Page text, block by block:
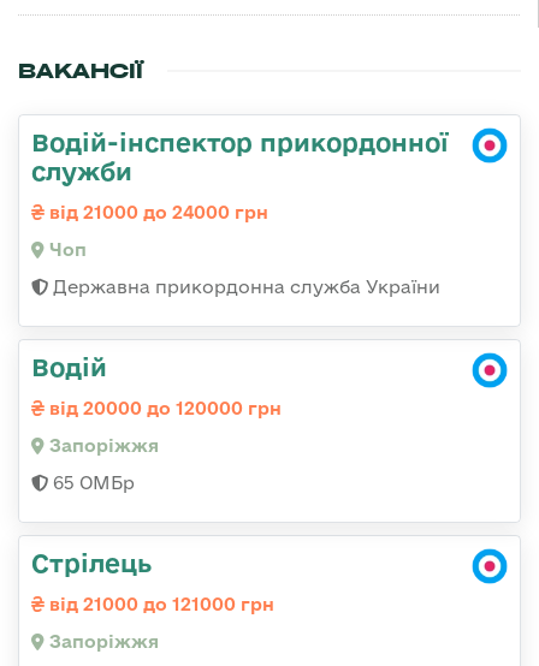
ВАКАНСІЇ
Водій-інспектор прикордонної
служби
від 21000 до 24000 грн
Чоп
Державна прикордонна служба України
Водій
від 20000 до 120000 грн
Запоріжжя
65 ОМБр
Стрілець
від 21000 до 121000 грн
Запоріжжя